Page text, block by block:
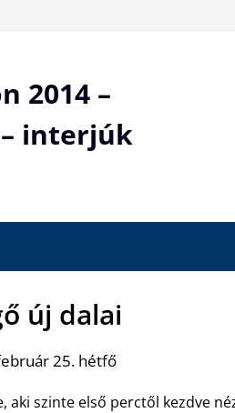
2014 –
interjúk
új dalai
25. hétfő
aki szinte első perctől kezdve